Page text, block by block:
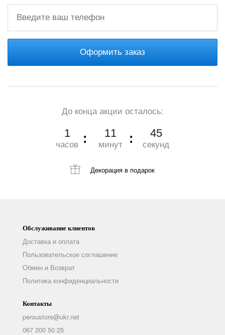
Оформить заказ
До конца акции осталось:
1
часов
11
минут
44
секунд
Декорация в подарок
Обслуживание клиентов
Доставка и оплата
Пользовательское соглашение
Обмен и Возврат
Политика конфиденциальности
Контакты
peroustore@ukr.net
067 200 50 25